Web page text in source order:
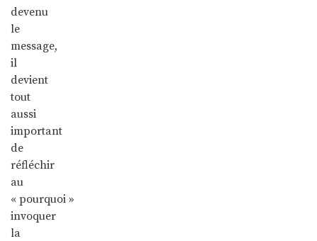
devenu
le
message,
il
devient
tout
aussi
important
de
réfléchir
au
« pourquoi »
invoquer
la